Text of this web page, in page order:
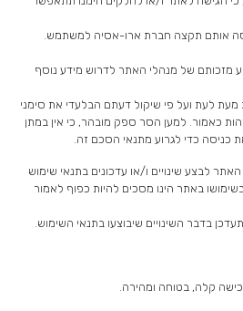
אותם תקצה חברת ארו-אסיה למשתמש.
מזכותם של מנהלי האתר לדרוש מידע נוסף
לעת ועל פי שיקול דעתם הבלעדי את סימני
כאמור. למען הסר ספק מובהר, כי אין במתן
כדי לגרוע מתנאי הסכם זה.
באתר הינו מסכים להיות כפוף לאמור
בדבר השינויים שיבוצעו בתנאי השימוש.